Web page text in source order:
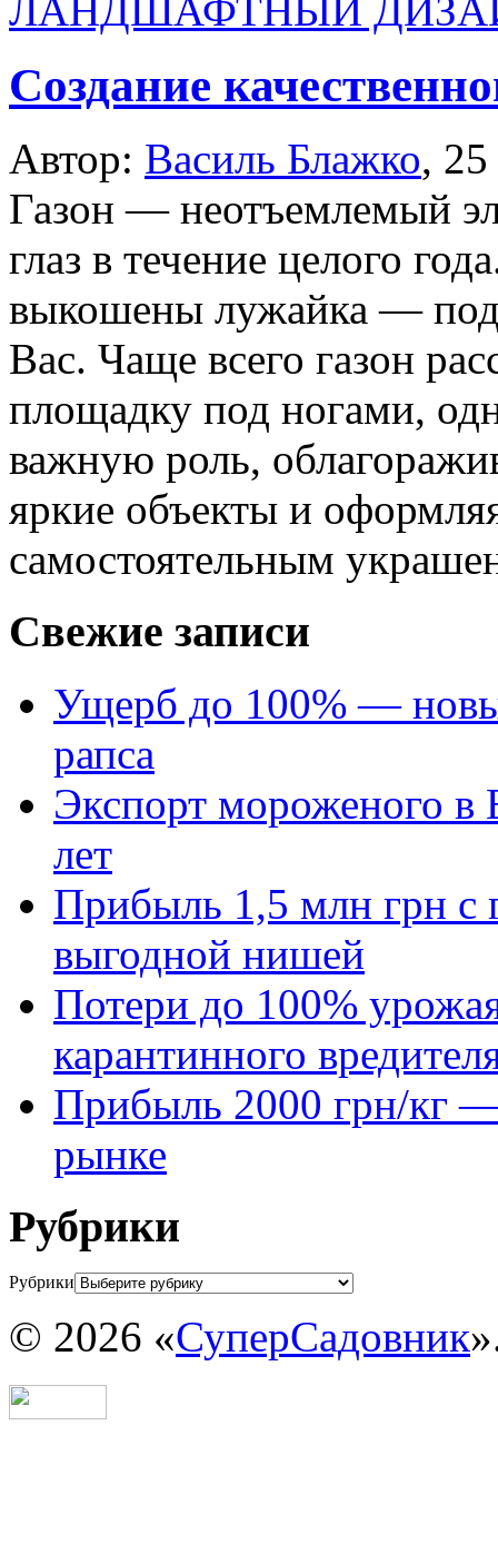
ЛАНДШАФТНЫЙ
Создание
Автор: Василь Блажко,
Газон — неотъемлемый
глаз в течение целого
выкошены лужайка —
Вас. Чаще всего газон
площадку под ногами,
важную роль,
яркие объекты и
самостоятельным
Свежие записи
Ущерб до 100% —
рапса
Экспорт мороженого в
лет
Прибыль 1,5 млн грн с
выгодной нишей
Потери до 100%
карантинного
Прибыль 2000 грн/кг —
рынке
Рубрики
Рубрики
© 2026 «СуперСадовник